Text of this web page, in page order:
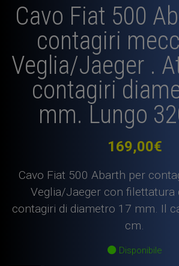
Cavo Fiat 500
contagiri
Veglia/Jaeger .
contagiri
mm. Lungo
169,00€
Cavo Fiat 500 Abarth per
Veglia/Jaeger con filettatura
contagiri di diametro 17 mm. Il
cm.
Disponibile